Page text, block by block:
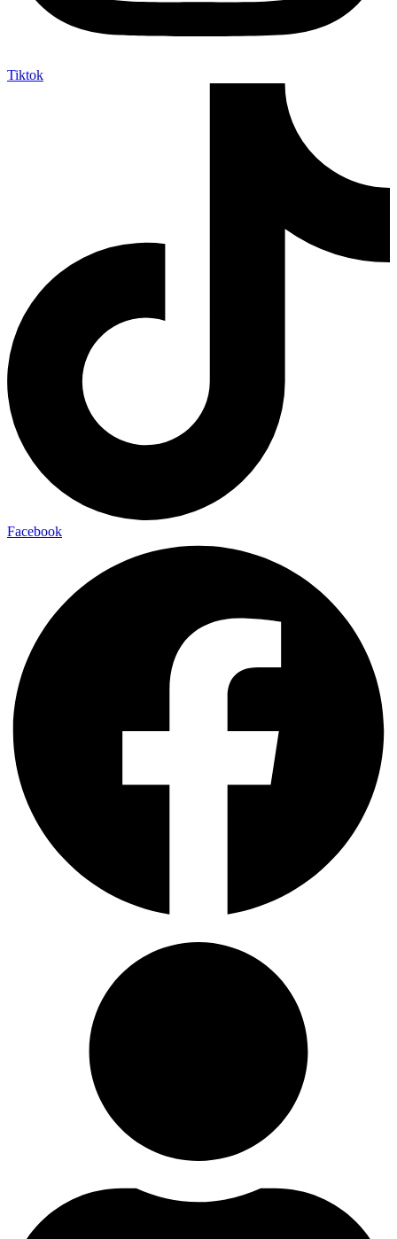
Tiktok
Facebook